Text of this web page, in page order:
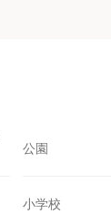
公園
小学校